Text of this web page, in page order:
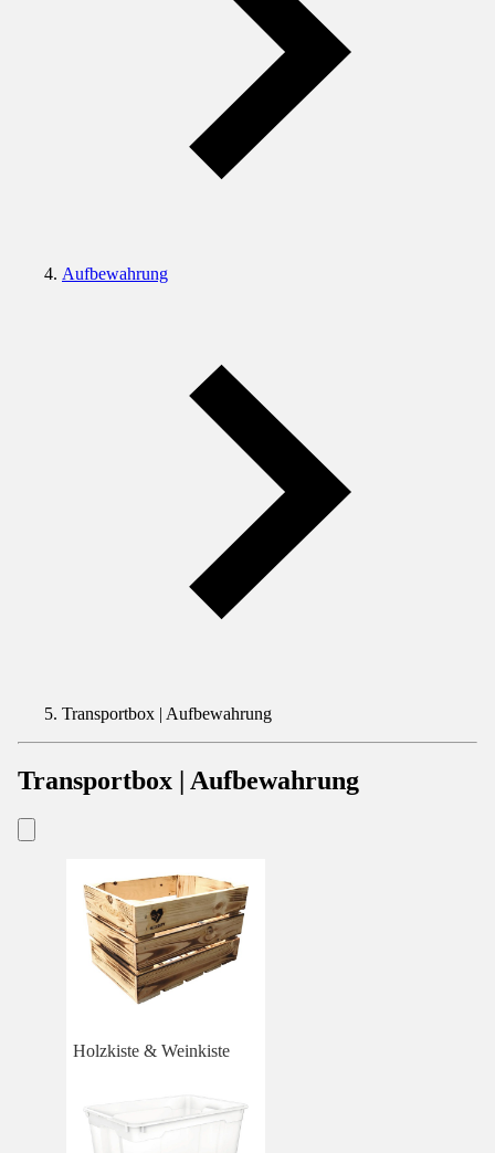
Aufbewahrung
Transportbox | Aufbewahrung
Transportbox | Aufbewahrung
Holzkiste & Weinkiste